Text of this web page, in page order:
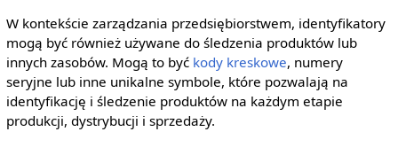
W kontekście zarządzania przedsiębiorstwem, identyfikatory
mogą być również używane do śledzenia produktów lub
innych zasobów. Mogą to być kody kreskowe, numery
seryjne lub inne unikalne symbole, które pozwalają na
identyfikację i śledzenie produktów na każdym etapie
produkcji, dystrybucji i sprzedaży.